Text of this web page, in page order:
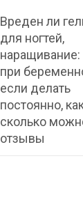
Вреден ли
для ногтей,
при
если делать
постоянно,
сколько
отзывы